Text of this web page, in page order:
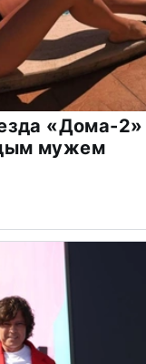
«Дома-2»
мужем